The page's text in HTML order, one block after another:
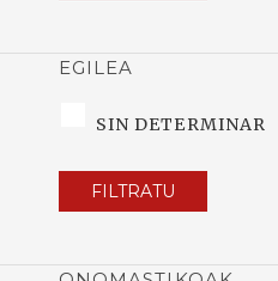
EGILEA
SIN DETERMINAR
FILTRATU